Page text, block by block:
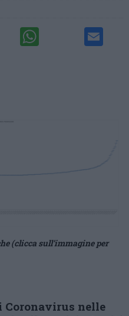
(clicca sull’immagine per
Coronavirus nelle